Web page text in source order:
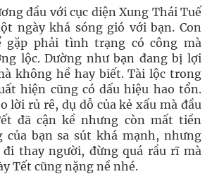
đầu với cục diện Xung Thái Tuế
ngày khá sóng gió với bạn. Con
gặp phải tình trạng có công mà
lộc. Dường như bạn đang bị lợi
không hề hay biết. Tài lộc trong
hiện cũng có dấu hiệu hao tổn.
lời rủ rê, dụ dỗ của kẻ xấu mà đầu
đã cận kề nhưng còn mất tiền
bạn sa sút khá mạnh, nhưng
đi thay người, đừng quá rầu rĩ mà
Tết cũng nặng nề nhé.